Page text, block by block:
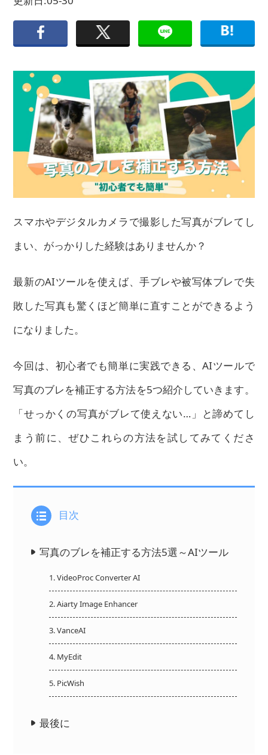
スマホやデジタルカメラで撮影した写真がブレてし
まい、がっかりした経験はありませんか？
最新のAIツールを使えば、手ブレや被写体ブレで失
敗した写真も驚くほど簡単に直すことができるよう
になりました。
今回は、初心者でも簡単に実践できる、AIツールで
写真のブレを補正する方法を5つ紹介していきます。
「せっかくの写真がブレて使えない…」と諦めてし
まう前に、ぜひこれらの方法を試してみてくださ
い。
目次
写真のブレを補正する方法5選～AIツール
1. VideoProc Converter AI
2. Aiarty Image Enhancer
3. VanceAI
4. MyEdit
5. PicWish
最後に